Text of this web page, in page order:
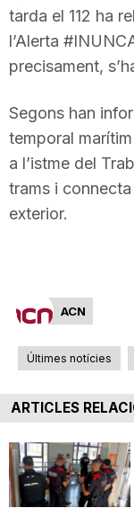
r
g
o
a
tarda el 112 ha
l’Alerta
precisament,
Segons han
temporal
a l’istme del
trams i
exterior.
ACN
Últimes notícies
ARTICLES